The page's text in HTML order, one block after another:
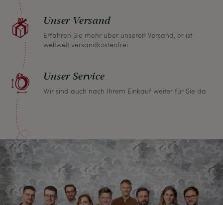
Unser Versand
Erfahren Sie mehr über unseren Versand, er ist
weltweit versandkostenfrei
Unser Service
Wir sind auch nach Ihrem Einkauf weiter für Sie da